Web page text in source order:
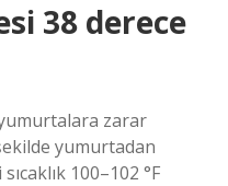
38 derece
yumurtalara zarar
yumurtadan
100–102 °F